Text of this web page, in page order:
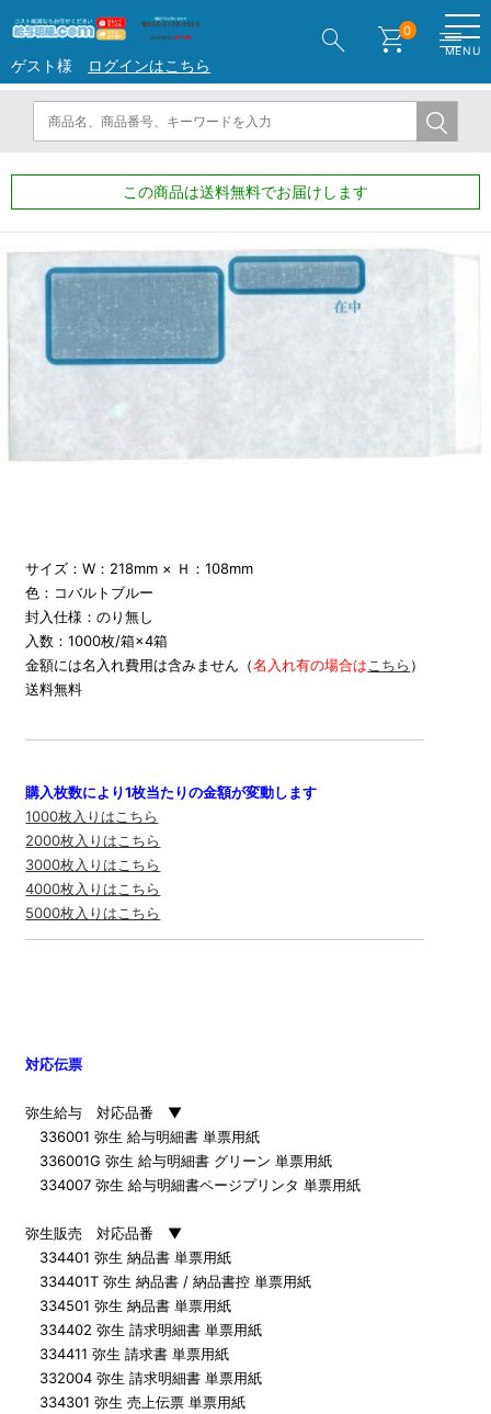
ゲスト様 ログインはこちら
MENU
search shopping_cart0 menu
この商品は送料無料でお届けします
サイズ：W：218mm × Ｈ：108mm
色：コバルトブルー
封入仕様：のり無し
入数：1000枚/箱×4箱
金額には名入れ費用は含みません（名入れ有の場合は こちら ）
送料無料
購入枚数により1枚当たりの金額が変動します
1000枚入りはこちら
2000枚入りはこちら
3000枚入りはこちら
4000枚入りはこちら
5000枚入りはこちら
対応伝票
弥生給与 対応品番 ▼
336001 弥生 給与明細書 単票用紙
336001G 弥生 給与明細書 グリーン 単票用紙
334007 弥生 給与明細書ページプリンタ 単票用紙
弥生販売 対応品番 ▼
334401 弥生 納品書 単票用紙
334401T 弥生 納品書 / 納品書控 単票用紙
334501 弥生 納品書 単票用紙
334402 弥生 請求明細書 単票用紙
334411 弥生 請求書 単票用紙
332004 弥生 請求明細書 単票用紙
334301 弥生 売上伝票 単票用紙